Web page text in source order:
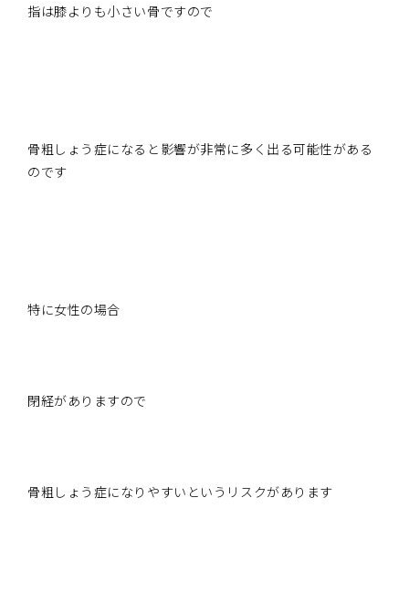
指は膝よりも小さい骨ですので
骨粗しょう症になると影響が非常に多く出る可能性がある
のです
特に女性の場合
閉経がありますので
骨粗しょう症になりやすいというリスクがあります